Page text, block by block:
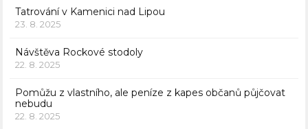
Tatrování v Kamenici nad Lipou
23. 8. 2025
Návštěva Rockové stodoly
22. 8. 2025
Pomůžu z vlastního, ale peníze z kapes občanů půjčovat
nebudu
22. 8. 2025